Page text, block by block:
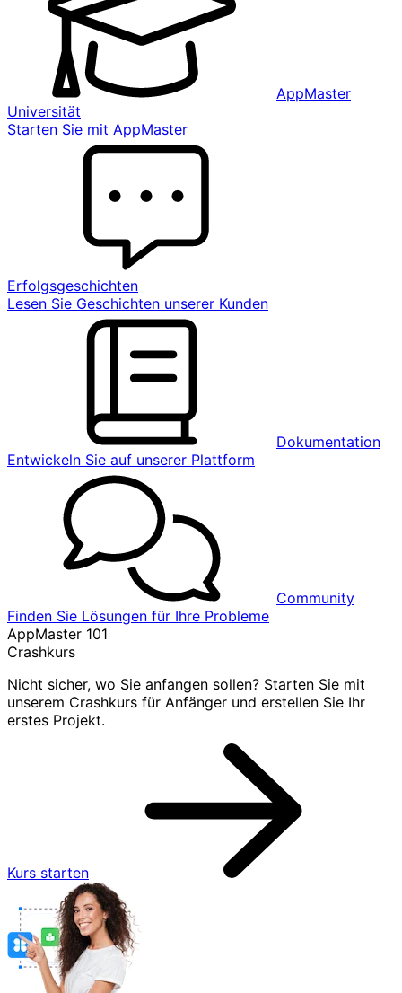
AppMaster
Universität
Starten Sie mit AppMaster
Erfolgsgeschichten
Lesen Sie Geschichten unserer Kunden
Dokumentation
Entwickeln Sie auf unserer Plattform
Community
Finden Sie Lösungen für Ihre Probleme
AppMaster 101
Crashkurs
Nicht sicher, wo Sie anfangen sollen? Starten Sie mit
unserem Crashkurs für Anfänger und erstellen Sie Ihr
erstes Projekt.
Kurs starten